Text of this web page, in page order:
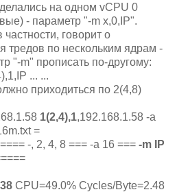
на одном vCPU 0
- параметр "-m x,0,IP".
говорит о
тредов по нескольким ядрам -
"-m" прописать по-другому:
... ...
приходиться по 2(4,8)
1(2,4),1,192.168.1.58 -a
=
-, 2, 4, 8 === -a 16 === -m IP
CPU=49.0% Cycles/Byte=2.48